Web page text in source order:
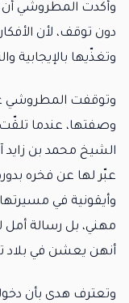
وأكدت المطروشي أن
دون توقف، لأن
وتغذّيها بالإيجابية
وتوقفت المطروشي
وصفتها، عندما
الشيخ محمد بن زايد
عبّر لها عن فخره
وأيقونية في
مهني، بل رسالة أمل
أنهن يعشن في بلاد
وتعترف هدى بأن